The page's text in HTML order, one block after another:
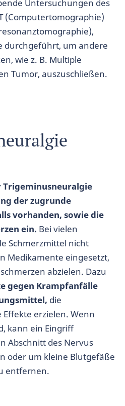
Untersuchungen des
(Computertomographie)
durchgeführt, um andere
wie z. B. Multiple
Tumor, auszuschließen.
Trigeminusneuralgie
der zugrunde
vorhanden, sowie die
ein. Bei vielen
Schmerzmittel nicht
Medikamente eingesetzt,
abzielen. Dazu
gegen Krampfanfälle
die
erzielen. Wenn
kann ein Eingriff
Abschnitt des Nervus
oder um kleine Blutgefäße
entfernen.